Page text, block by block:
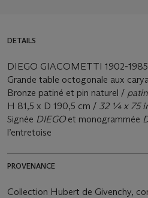
DETAILS
DIEGO GIACOMETTI 1902-1985
Grande table octogonale aux
Bronze patiné et pin naturel /
H 81,5 x D 190,5 cm / 32 ¼ x 75
Signée DIEGOet monogrammée
l’entretoise
PROVENANCE
Collection Hubert de Givenchy,